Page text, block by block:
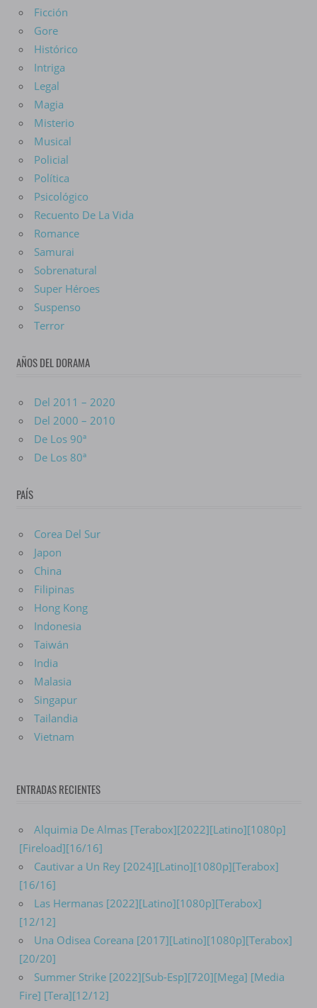
Ficción
Gore
Histórico
Intriga
Legal
Magia
Misterio
Musical
Policial
Política
Psicológico
Recuento De La Vida
Romance
Samurai
Sobrenatural
Super Héroes
Suspenso
Terror
AÑOS DEL DORAMA
Del 2011 – 2020
Del 2000 – 2010
De Los 90ª
De Los 80ª
PAÍS
Corea Del Sur
Japon
China
Filipinas
Hong Kong
Indonesia
Taiwán
India
Malasia
Singapur
Tailandia
Vietnam
ENTRADAS RECIENTES
Alquimia De Almas [Terabox][2022][Latino][1080p]
[Fireload][16/16]
Cautivar a Un Rey [2024][Latino][1080p][Terabox]
[16/16]
Las Hermanas [2022][Latino][1080p][Terabox]
[12/12]
Una Odisea Coreana [2017][Latino][1080p][Terabox]
[20/20]
Summer Strike [2022][Sub-Esp][720][Mega] [Media
Fire] [Tera][12/12]